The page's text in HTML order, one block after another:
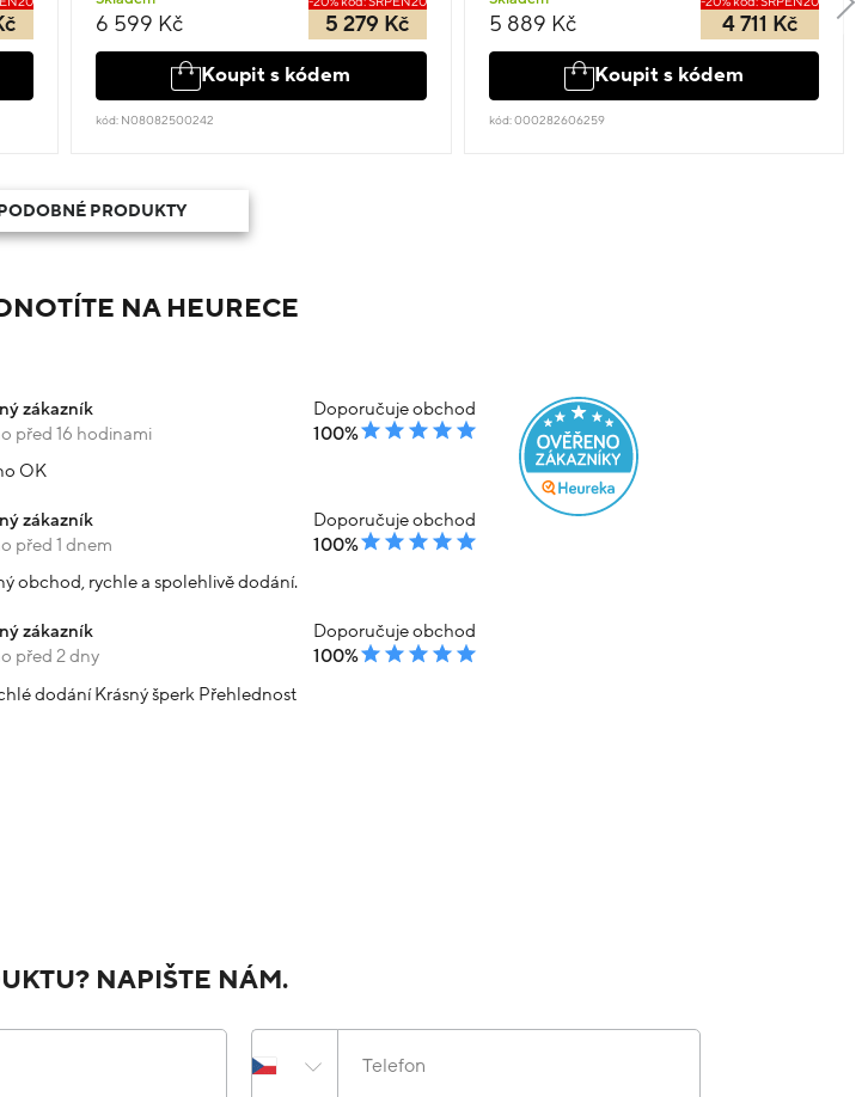
6 599 Kč 5 279 Kč
Koupit s kódem
kód: N08082500242
5 889 Kč 4 711 Kč
Koupit s kódem
kód: 000282606259
PRODUKTY
NA HEURECE
zákazník
před 16 hodinami
Doporučuje obchod
100%
OK
zákazník
před 1 dnem
Doporučuje obchod
100%
obchod, rychle a spolehlivě dodání.
zákazník
před 2 dny
Doporučuje obchod
100%
dodání Krásný šperk Přehlednost
NAPIŠTE NÁM.
Telefon